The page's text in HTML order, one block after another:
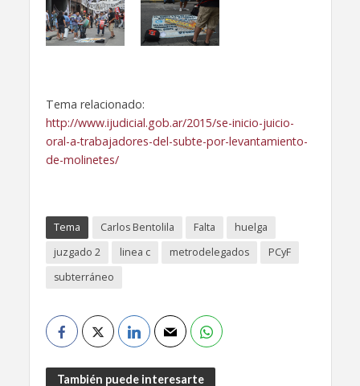
Tema relacionado:
http://www.ijudicial.gob.ar/2015/se-inicio-juicio-
oral-a-trabajadores-del-subte-por-levantamiento-
de-molinetes/
Tema Carlos Bentolila Falta
huelga
juzgado 2
linea c metrodelegados
PCyF
subterráneo
También puede interesarte